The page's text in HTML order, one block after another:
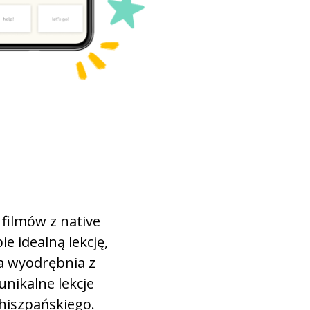
bardzo
miękki; łagodny
zupełnie; kompletnie
wygodny; komfortowy
z native
idealną lekcję,
wyodrębnia z
lekcje